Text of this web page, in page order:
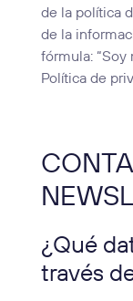
de la política
de la
fórmula: “Soy
Política de
¿Qué
través